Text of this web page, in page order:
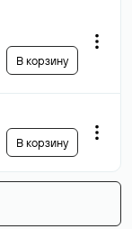
В корзину
В корзину